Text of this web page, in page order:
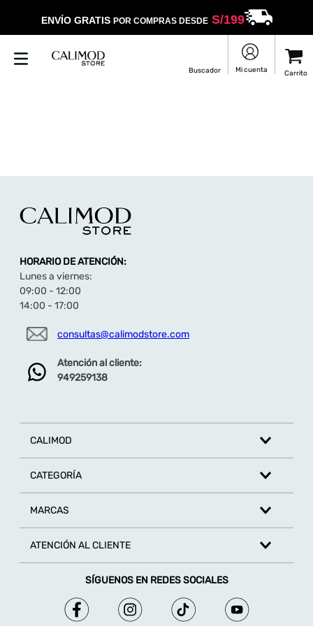
ENVÍO GRATIS POR COMPRAS DESDES/199
HORARIO DE ATENCIÓN:
Lunes a viernes:
09:00 - 12:00
14:00 - 17:00
consultas@calimodstore.com
Atención al cliente:
949259138
CALIMOD
CATEGORÍA
MARCAS
ATENCIÓN AL CLIENTE
SÍGUENOS EN REDES SOCIALES